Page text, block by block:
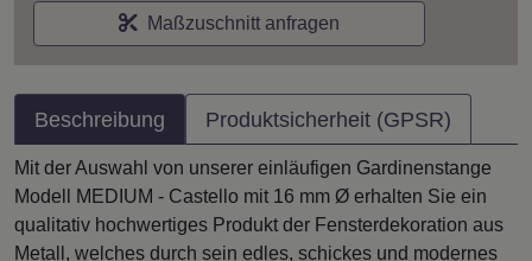
Maßzuschnitt anfragen
Beschreibung Produktsicherheit (GPSR)
Mit der Auswahl von unserer einläufigen Gardinenstange
Modell MEDIUM - Castello mit 16 mm Ø erhalten Sie ein
qualitativ hochwertiges Produkt der Fensterdekoration aus
Metall, welches durch sein edles, schickes und modernes